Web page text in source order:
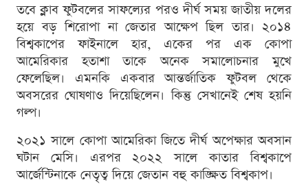
তবে ক্লাব ফুটবলের সাফল্যের পরও দীর্ঘ সময় জাতীয় দলের
হয়ে বড় শিরোপা না জেতার আক্ষেপ ছিল তার। ২০১৪
বিশ্বকাপের ফাইনালে হার, একের পর এক কোপা
আমেরিকার হতাশা তাকে অনেক সমালোচনার মুখে
ফেলেছিল। এমনকি একবার আন্তর্জাতিক ফুটবল থেকে
অবসরের ঘোষণাও দিয়েছিলেন। কিন্তু সেখানেই শেষ হয়নি
গল্প।
২০২১ সালে কোপা আমেরিকা জিতে দীর্ঘ অপেক্ষার অবসান
ঘটান মেসি। এরপর ২০২২ সালে কাতার বিশ্বকাপে
আর্জেন্টিনাকে নেতৃত্ব দিয়ে জেতান বহু কাঙ্ক্ষিত বিশ্বকাপ।